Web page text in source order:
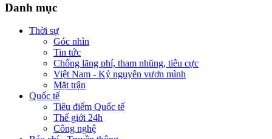
Danh mục
Thời sự
Góc nhìn
Tin tức
Chống lãng phí, tham nhũng, tiêu cực
Việt Nam - Kỷ nguyên vươn mình
Mặt trận
Quốc tế
Tiêu điểm Quốc tế
Thế giới 24h
Công nghệ